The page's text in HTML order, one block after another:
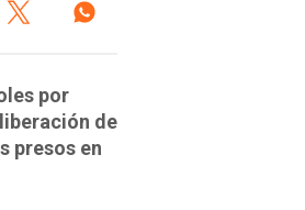
por
de
presos en